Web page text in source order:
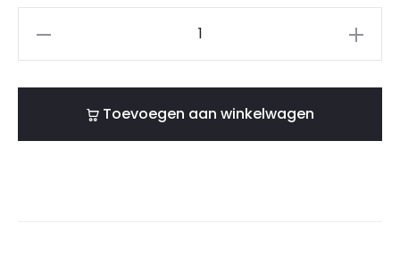
Toevoegen aan winkelwagen